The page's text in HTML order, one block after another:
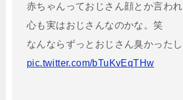
赤ちゃんっておじさん顔とか言わ
心も実はおじさんなのかな。笑
なんならずっとおじさん臭かったし
pic.twitter.com/bTuKvEqTHw